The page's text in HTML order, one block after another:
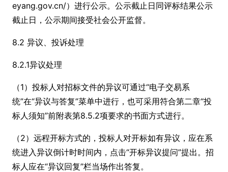
eyang.gov.cn/）进行公示。公示截止日同评标结果公示
截止日，公示期间接受社会公开监督。
8.2 异议、投诉处理
8.2.1异议处理
（1）投标人对招标文件的异议可通过“电子交易系
统”在“异议与答复”菜单中进行，也可采用符合第二章“投
标人须知”前附表第8.5.2项要求的书面方式进行。
（2）远程开标方式的，投标人对开标如有异议，应在系
统进入异议倒计时时间内，点击“开标异议提问”提出。招
标人应在“异议回复”栏当场作出答复。